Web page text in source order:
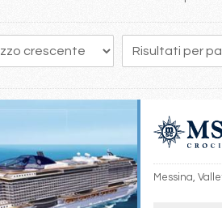
185 186 187 188 189
Messina,